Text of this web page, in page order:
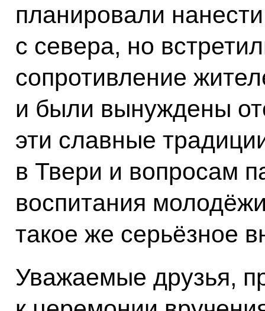
планировали
с севера, но
сопротивление
и были вынуждены
эти славные
в Твери и вопросам
воспитания
такое же серьёзное
Уважаемые друзья,